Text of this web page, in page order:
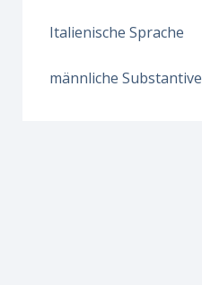
Italienische Sprache
männliche Substantive